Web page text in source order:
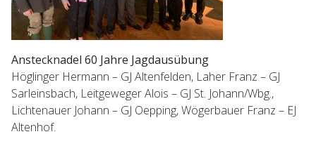
Anstecknadel 60 Jahre Jagdausübung
Höglinger Hermann – GJ Altenfelden, Laher Franz – GJ
Sarleinsbach, Leitgeweger Alois – GJ St. Johann/Wbg.,
Lichtenauer Johann – GJ Oepping, Wögerbauer Franz – EJ
Altenhof.